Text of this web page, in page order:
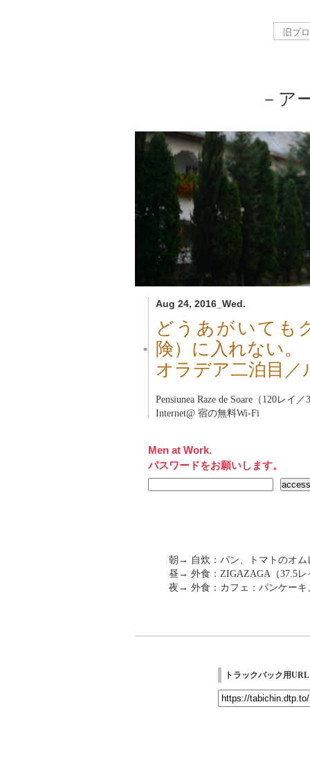
－ア
Aug 24, 2016_Wed.
■
どうあがいても
険）に入れない。
オラデア二泊目／
Pensiunea Raze de Soare（120レイ
Internet@ 宿の無料Wi-Fi
Men at Work.
パスワードをお願いします。
朝→ 自炊：パン、トマトのオム
昼→ 外食：ZIGAZAGA（37.5レ
夜→ 外食：カフェ：パンケーキ
トラックバック用URL